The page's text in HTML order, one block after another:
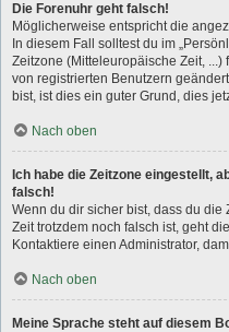
Die Forenuhr geht falsch!
Möglicherweise entspricht die
In diesem Fall solltest du im
Zeitzone (Mitteleuropäische Zeit,
von registrierten Benutzern
bist, ist dies ein guter Grund, dies
Nach oben
Ich habe die Zeitzone eingestellt,
falsch!
Wenn du dir sicher bist, dass du
Zeit trotzdem noch falsch ist, geht
Kontaktiere einen Administrator,
Nach oben
Meine Sprache steht auf diesem